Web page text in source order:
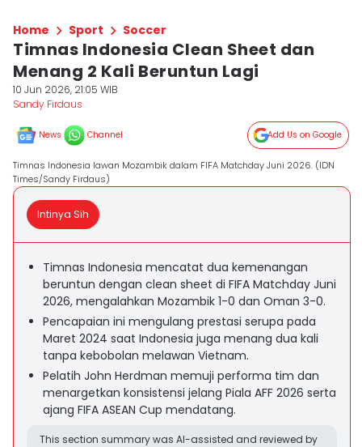
Home Sport Soccer
Timnas Indonesia Clean Sheet dan
Menang 2 Kali Beruntun Lagi
10 Jun 2026, 21:05 WIB
Sandy Firdaus
News Channel Add Us on Google
Timnas Indonesia lawan Mozambik dalam FIFA Matchday Juni 2026. (IDN
Times/Sandy Firdaus)
Intinya Sih
Timnas Indonesia mencatat dua kemenangan
beruntun dengan clean sheet di FIFA Matchday Juni
2026, mengalahkan Mozambik 1-0 dan Oman 3-0.
Pencapaian ini mengulang prestasi serupa pada
Maret 2024 saat Indonesia juga menang dua kali
tanpa kebobolan melawan Vietnam.
Pelatih John Herdman memuji performa tim dan
menargetkan konsistensi jelang Piala AFF 2026 serta
ajang FIFA ASEAN Cup mendatang.
This section summary was AI-assisted and reviewed by